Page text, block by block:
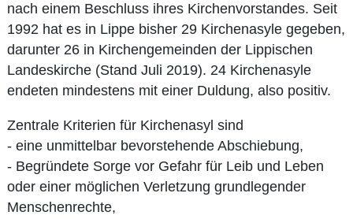
nach einem Beschluss ihres Kirchenvorstandes. Seit
1992 hat es in Lippe bisher 29 Kirchenasyle gegeben,
darunter 26 in Kirchengemeinden der Lippischen
Landeskirche (Stand Juli 2019). 24 Kirchenasyle
endeten mindestens mit einer Duldung, also positiv.
Zentrale Kriterien für Kirchenasyl sind
- eine unmittelbar bevorstehende Abschiebung,
- Begründete Sorge vor Gefahr für Leib und Leben
oder einer möglichen Verletzung grundlegender
Menschenrechte,